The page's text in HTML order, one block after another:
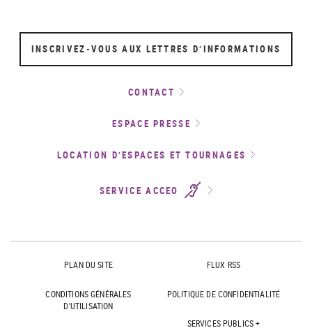
INSCRIVEZ-VOUS AUX LETTRES D’INFORMATIONS
CONTACT
ESPACE PRESSE
LOCATION D’ESPACES ET TOURNAGES
SERVICE ACCEO
PLAN DU SITE FLUX RSS
CONDITIONS GÉNÉRALES
D'UTILISATION
POLITIQUE DE CONFIDENTIALITÉ
SERVICES PUBLICS +